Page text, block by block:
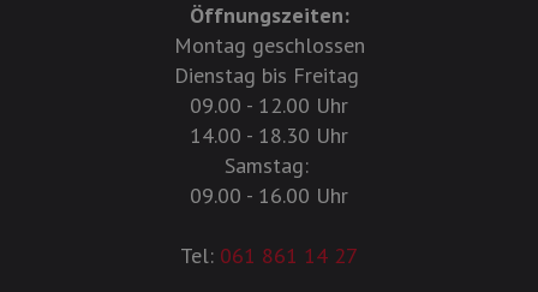
Öffnungszeiten:
Montag geschlossen
Dienstag bis Freitag
09.00 - 12.00 Uhr
14.00 - 18.30 Uhr
Samstag:
09.00 - 16.00 Uhr
Tel: 061 861 14 27